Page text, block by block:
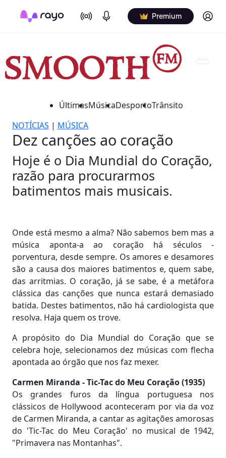
On Air Podcasts Premium Log in
ÚltimasMúsicaDesportoTrânsito
NOTÍCIAS | MÚSICA
Dez canções ao coração
Hoje é o Dia Mundial do Coração,
razão para procurarmos
batimentos mais musicais.
Onde está mesmo a alma? Não sabemos bem mas a
música aponta-a ao coração há séculos -
porventura, desde sempre. Os amores e desamores
são a causa dos maiores batimentos e, quem sabe,
das arritmias. O coração, já se sabe, é a metáfora
clássica das canções que nunca estará demasiado
batida. Destes batimentos, não há cardiologista que
resolva. Haja quem os trove.
A propósito do Dia Mundial do Coração que se
celebra hoje, selecionamos dez músicas com flecha
apontada ao órgão que nos faz mexer.
Carmen Miranda - Tic-Tac do Meu Coração (1935)
Os grandes furos da língua portuguesa nos
clássicos de Hollywood aconteceram por via da voz
de Carmen Miranda, a cantar as agitações amorosas
do 'Tic-Tac do Meu Coração' no musical de 1942,
"Primavera nas Montanhas".